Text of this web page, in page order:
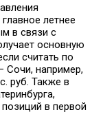
летнее
в связи с
основную
считать по
Сочи, например,
руб. Также в
в первой